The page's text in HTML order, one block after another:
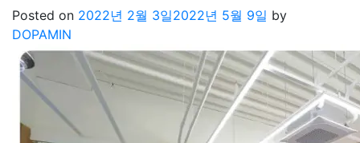
Posted on 2022년 2월 3일2022년 5월 9일 by
DOPAMIN